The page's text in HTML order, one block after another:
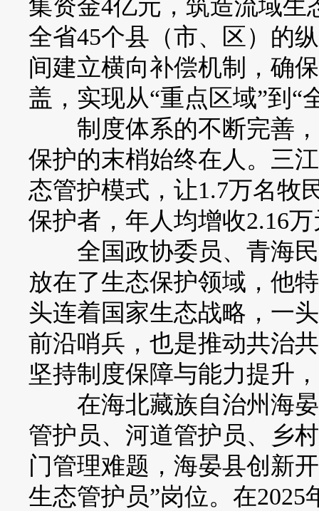
集资金4亿元，筑造流域生
全省45个县（市、区）的
间建立横向补偿机制，确
盖，实现从“重点区域”到“
制度体系的不断完善，
保护的末梢始终在人。三
态管护模式，让1.7万名牧
保护者，年人均增收2.16
全国政协委员、青海民
放在了生态保护领域，他
头连着国家生态战略，一
前沿哨兵，也是推动共治
坚持制度保障与能力提升
在海北藏族自治州海晏
管护员、河道管护员、乡
门管理难题，海晏县创新
生态管护员”岗位。在